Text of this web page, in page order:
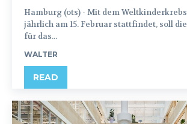
Hamburg (ots) - Mit dem Weltkinderkrebstag, der
jährlich am 15. Februar stattfindet, soll
für das...
WALTER
READ